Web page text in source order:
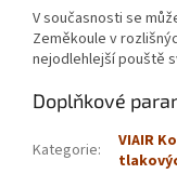
V současnosti se
Zeměkoule v
nejodlehlejší pouště
Doplňkové
Kategorie: VIAIR